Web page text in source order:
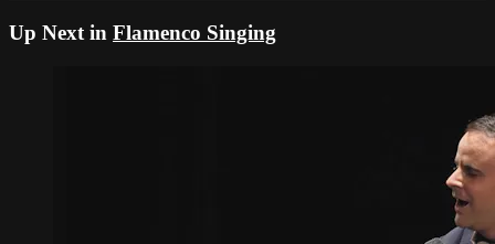
Up Next in Flamenco Singing